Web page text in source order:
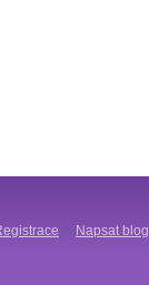
Napsat blog